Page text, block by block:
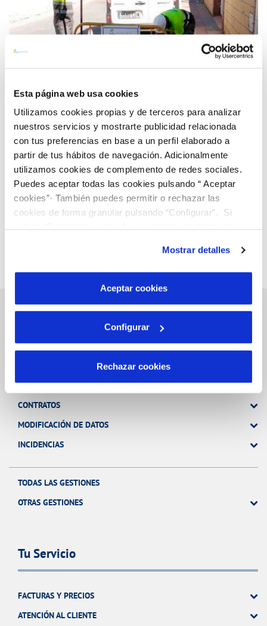
Esta página web usa cookies
Utilizamos cookies propias y de terceros para analizar
nuestros servicios y mostrarte publicidad relacionada
con tus preferencias en base a un perfil elaborado a
partir de tus hábitos de navegación. Adicionalmente
utilizamos cookies de complemento de redes sociales.
Puedes aceptar todas las cookies pulsando “ Aceptar
cookies”· También puedes permitir o rechazar las
cookies de forma granular pulsando “Configurar”. Si
son indispensables para que el sitio web funcione y que
por tanto no se pueden desactivar. Puedes consultar
más información en nuestraPolítica de Cookies
Mostrar detalles
Aceptar cookies
Configurar
Rechazar cookies
19 SEP 2022
Aguasvira refuerza la limpieza de imbornales en el
Área Metropolitana de Granada
Anterior Siguiente
Gestiones Online
FACTURAS, PAGOS Y CONSUMOS
CONTRATOS
MODIFICACIÓN DE DATOS
INCIDENCIAS
TODAS LAS GESTIONES
OTRAS GESTIONES
Tu Servicio
FACTURAS Y PRECIOS
ATENCIÓN AL CLIENTE